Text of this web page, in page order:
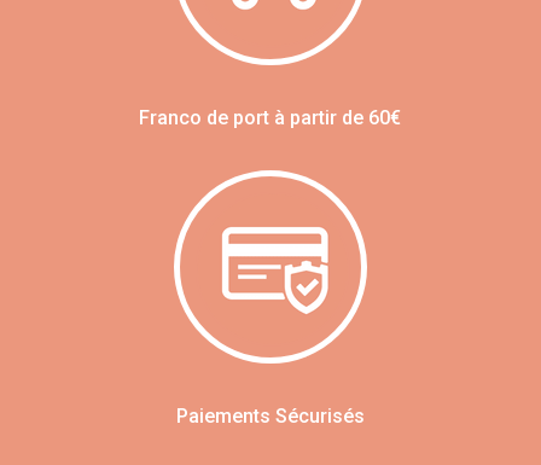
Franco de port à partir de 60€
Paiements Sécurisés